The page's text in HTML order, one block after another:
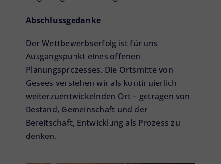
Abschlussgedanke
Der Wettbewerbserfolg ist für uns
Ausgangspunkt eines offenen
Planungsprozesses. Die Ortsmitte von
Gesees verstehen wir als kontinuierlich
weiterzuentwickelnden Ort – getragen von
Bestand, Gemeinschaft und der
Bereitschaft, Entwicklung als Prozess zu
denken.